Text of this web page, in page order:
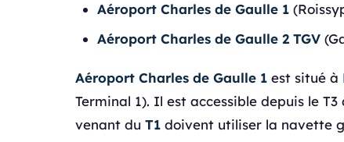
Aéroport Charles de Gaulle 1
Aéroport Charles de Gaulle 2 TGV
Aéroport Charles de Gaulle 1 est situé à
Terminal 1). Il est accessible depuis le
venant du T1 doivent utiliser la navette